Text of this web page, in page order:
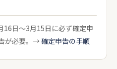
16日〜3月15日に必ず確定申
が必要。→確定申告の手順